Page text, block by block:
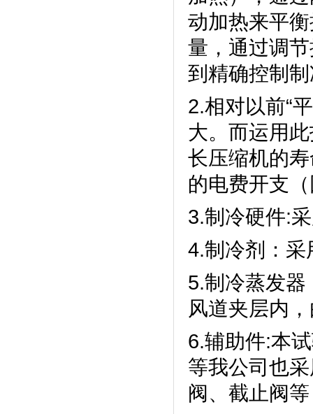
动加热来平衡
量，通过
到精确控制制
2.相对以前“
大。而运
长压缩机的寿
的电费开支
3.制冷硬件:采
4.制冷剂
5.制冷蒸发器
风道夹层内
6.辅助件:本试
等我公司也采
阀、截止阀